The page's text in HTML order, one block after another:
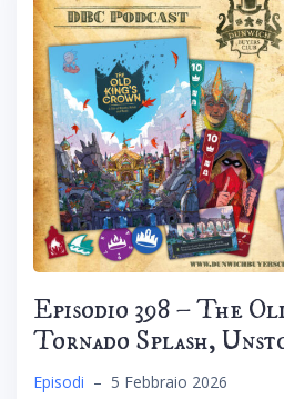
Episodio 398 – The
Tornado Splash,
Episodi – 5 Febbraio 2026